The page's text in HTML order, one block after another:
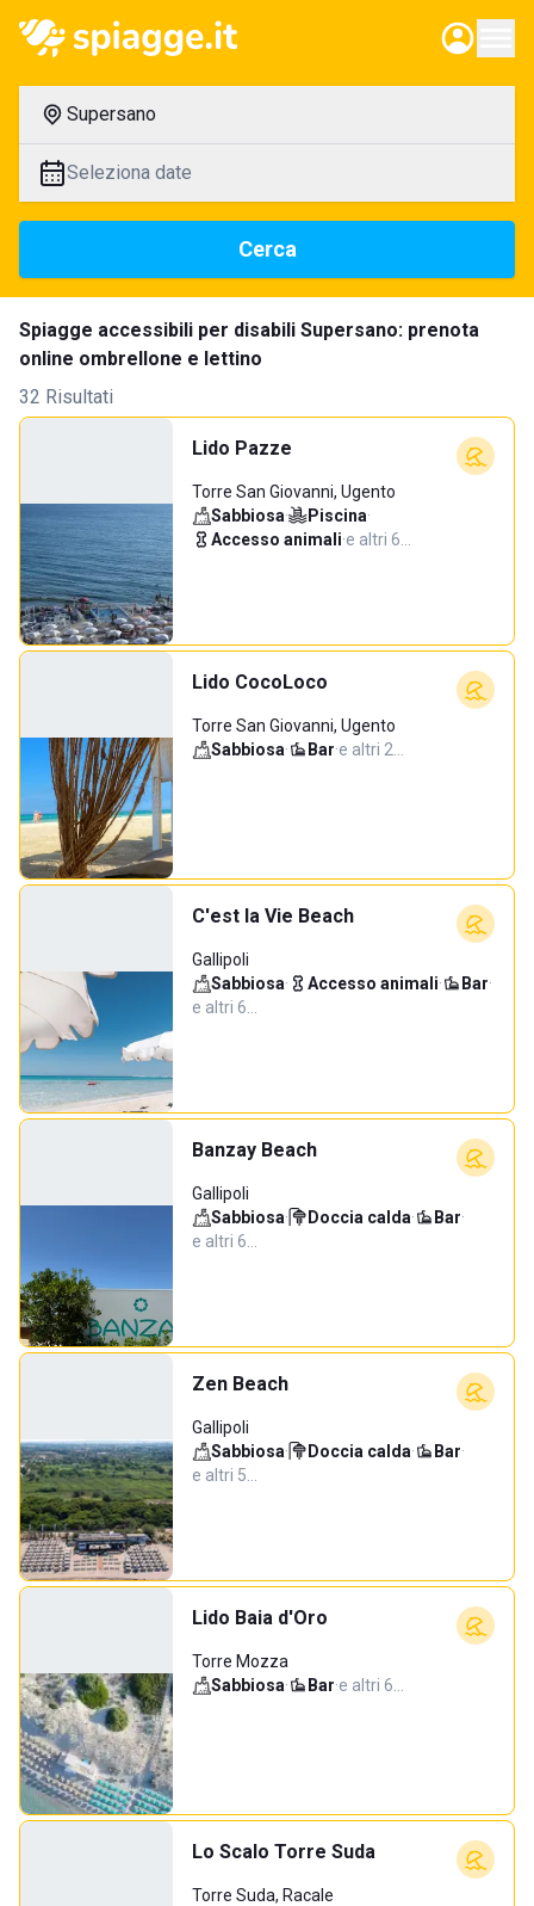
Supersano
Seleziona date
Cerca
Spiagge accessibili per disabili Supersano: prenota
online ombrellone e lettino
32 Risultati
Lido Pazze
Torre San Giovanni, Ugento
Sabbiosa· Piscina·
Accesso animali·e altri 6…
Lido CocoLoco
Torre San Giovanni, Ugento
Sabbiosa· Bar·e altri 2…
C'est la Vie Beach
Gallipoli
Sabbiosa· Accesso animali· Bar·
e altri 6…
Banzay Beach
Gallipoli
Sabbiosa· Doccia calda· Bar·
e altri 6…
Zen Beach
Gallipoli
Sabbiosa· Doccia calda· Bar·
e altri 5…
Lido Baia d'Oro
Torre Mozza
Sabbiosa· Bar·e altri 6…
Lo Scalo Torre Suda
Torre Suda, Racale